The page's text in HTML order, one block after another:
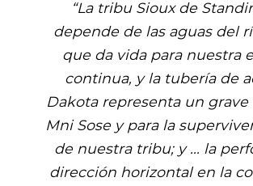
“La tribu Sioux de
depende de las aguas del
que da vida para nuestra
continua, y la tubería de
Dakota representa un grave
Mni Sose y para la
de nuestra tribu; y ... la
dirección horizontal en la